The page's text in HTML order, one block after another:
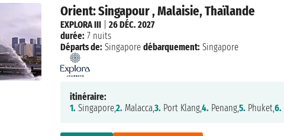
Orient: Singapour , Malaisie, Thaïlande
EXPLORA III |26 DÉC. 2027
durée: 7 nuits
Départs de: Singapore débarquement: Singapore
itinéraire:
1. Singapore,2. Malacca,3. Port Klang,4. Penang,5. Phuket,6.